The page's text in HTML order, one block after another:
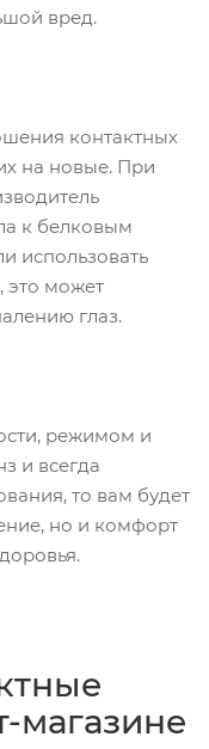
вред.
контактных
на новые. При
к белковым
использовать
это может
глаз.
режимом и
и всегда
то вам будет
но и комфорт
магазине